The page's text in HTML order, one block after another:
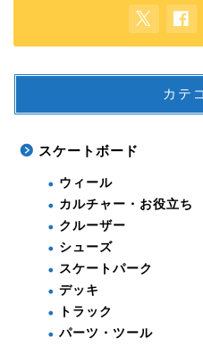
カテ
スケートボード
ウィール
カルチャー・お役立ち
クルーザー
シューズ
スケートパーク
デッキ
トラック
パーツ・ツール